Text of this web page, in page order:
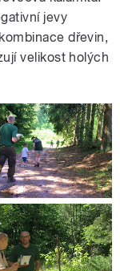
jevy
dřevin,
velikost holých